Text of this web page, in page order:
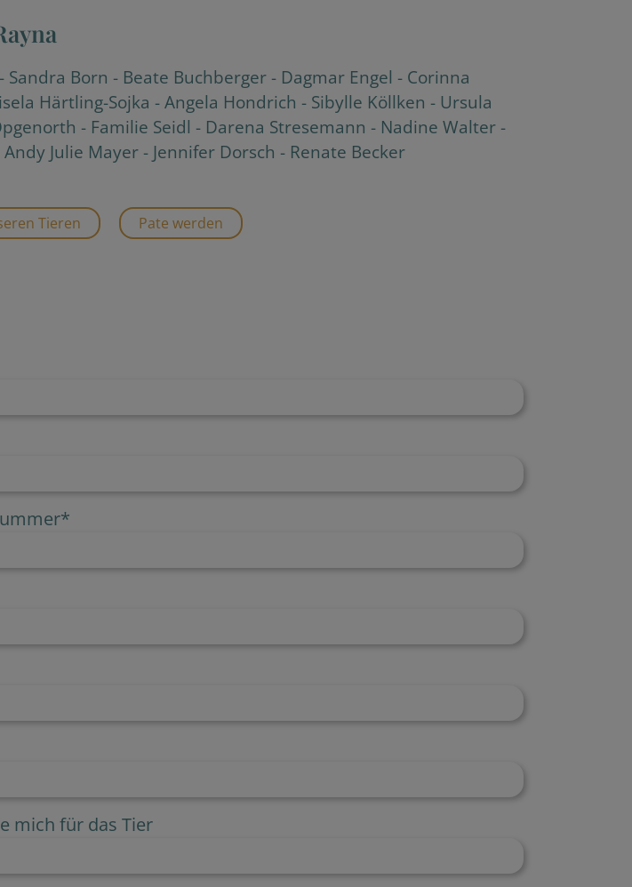
- Sandra Born - Beate Buchberger - Dagmar Engel - Corinna
Härtling-Sojka -Angela Hondrich - Sibylle Köllken - Ursula
- Familie Seidl - Darena Stresemann - Nadine Walter -
Andy Julie Mayer - Jennifer Dorsch - Renate Becker
Tieren Pate werden
*
mich für das Tier